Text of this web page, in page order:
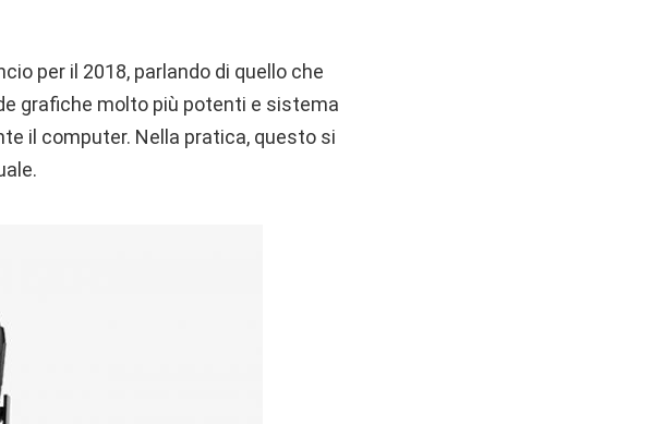
per il 2018, parlando di quello che
grafiche molto più potenti e sistema
il computer. Nella pratica, questo si